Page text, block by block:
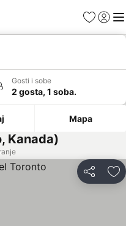
FavoritiPrijavi
Gosti i sobe
2 gosta, 1 soba.
Mapa
Kanada)
Deli